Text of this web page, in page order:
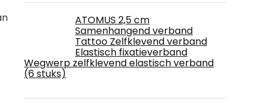
ATOMUS 2,5 cm
Samenhangend verband
Tattoo Zelfklevend verband
Elastisch fixatieverband
Wegwerp zelfklevend elastisch verband
(6 stuks)